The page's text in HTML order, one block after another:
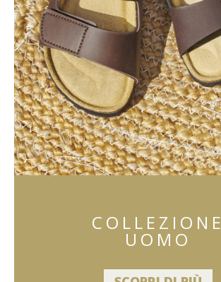
COLLEZIONE
UOMO